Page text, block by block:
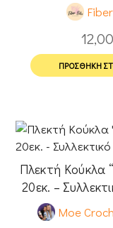
12,00
ΠΡΟΣΘΉΚΗ
Πλεκτή Κούκλα
20εκ. –
Moe